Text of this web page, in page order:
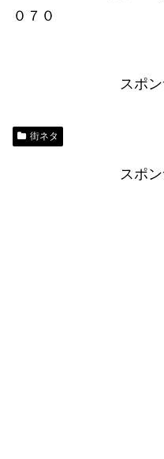
０７０
スポ
街ネタ
スポ